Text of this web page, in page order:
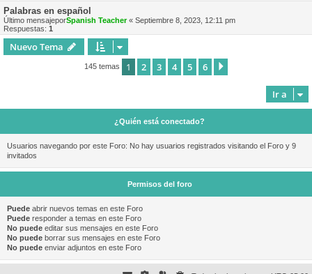
Palabras en español
Último mensajeporSpanish Teacher« Septiembre 8, 2023, 12:11 pm
Respuestas: 1
Nuevo Tema
145 temas 1 2 3 4 5 6
Ir a
¿Quién está conectado?
Usuarios navegando por este Foro: No hay usuarios registrados visitando el Foro y 9
invitados
Permisos del foro
Puede abrir nuevos temas en este Foro
Puede responder a temas en este Foro
No puede editar sus mensajes en este Foro
No puede borrar sus mensajes en este Foro
No puede enviar adjuntos en este Foro